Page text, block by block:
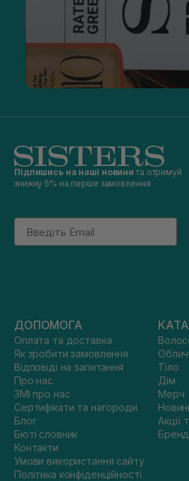
Підпишись на наші новини та отримуй
знижку 5% на перше замовлення
Email
ДОПОМОГА
Оплата та доставка
Як зробити замовлення
Відповіді на запитання
Про нас
ЗМІ про нас
Сертифікати та нагороди
Блог
Бюті словник
Контакти
Умови використання сайту
Політика конфіденційності
Тіло
Дім
Мерч
Акції